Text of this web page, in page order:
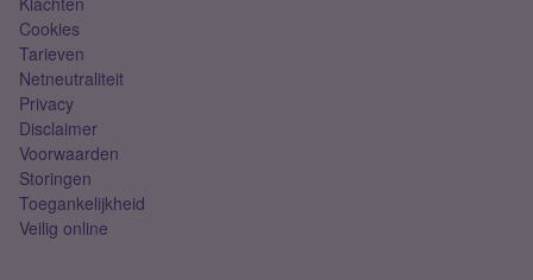
Cookies
Tarieven
Netneutraliteit
Privacy
Disclaimer
Voorwaarden
Storingen
Toegankelijkheid
Veilig online